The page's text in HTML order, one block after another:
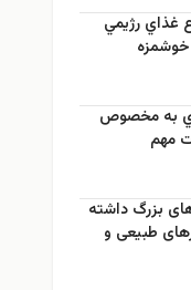
8 نوع غذاي رژيمي
خوشمزه
به مخصوص
مهم
بزرگ داشته
طبیعی و
کردن سینه